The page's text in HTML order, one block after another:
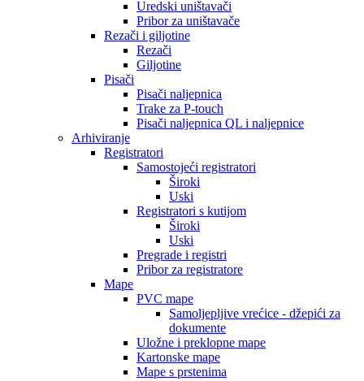
Uredski uništavači
Pribor za uništavače
Rezači i giljotine
Rezači
Giljotine
Pisači
Pisači naljepnica
Trake za P-touch
Pisači naljepnica QL i naljepnice
Arhiviranje
Registratori
Samostojeći registratori
Široki
Uski
Registratori s kutijom
Široki
Uski
Pregrade i registri
Pribor za registratore
Mape
PVC mape
Samoljepljive vrećice - džepići za
dokumente
Uložne i preklopne mape
Kartonske mape
Mape s prstenima